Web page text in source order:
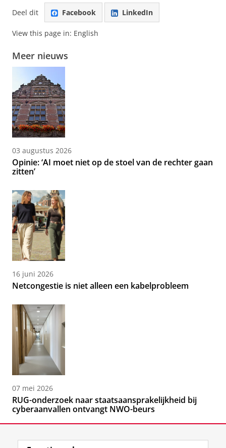
Deel dit Facebook LinkedIn
View this page in: English
Meer nieuws
03 augustus 2026
Opinie: ‘AI moet niet op de stoel van de rechter gaan
zitten’
16 juni 2026
Netcongestie is niet alleen een kabelprobleem
07 mei 2026
RUG-onderzoek naar staatsaansprakelijkheid bij
cyberaanvallen ontvangt NWO-beurs